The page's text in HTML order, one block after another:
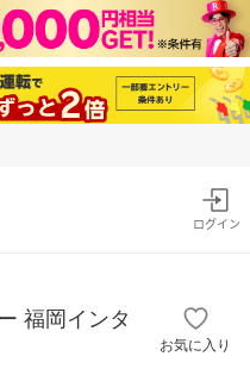
ログイン
福岡インタ
お気に入り